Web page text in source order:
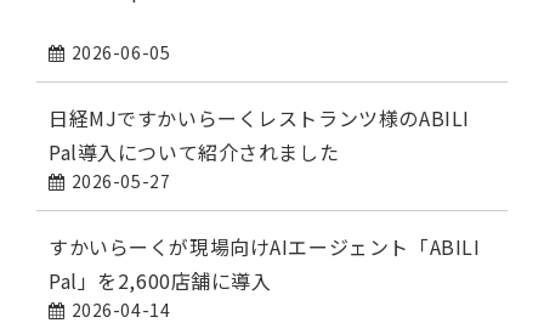
2026-06-05
日経MJですかいらーくレストランツ様のABILI
Pal導入について紹介されました
2026-05-27
すかいらーくが現場向けAIエージェント「ABILI
Pal」を2,600店舗に導入
2026-04-14